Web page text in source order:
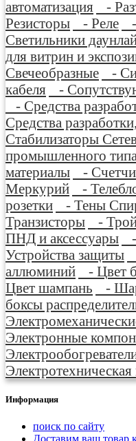
автоматизация
-
Резисторы
- Реле
Светильники
для витрин и
Свечеобразные
-
кабеля
-
- Средства
Средства
Стабилизаторы
промышленного типа
материалы
-
Меркурий
-
розетки
- Тены
Транзисторы
-
ПНД и аксессуары
Устройства защиты
аллюминий
- Цвет
Цвет шампань
-
боксы
Электронные
Информация
поиск по сайту
Доставим ваш товар